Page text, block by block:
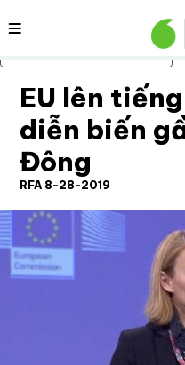
Bỏ qua nội dung chính
Nội dung
EU lên
diễn biến
Đông
RFA 8-28-2019